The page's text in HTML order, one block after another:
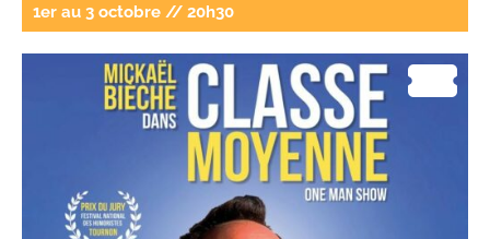
1er au 3 octobre // 20h30